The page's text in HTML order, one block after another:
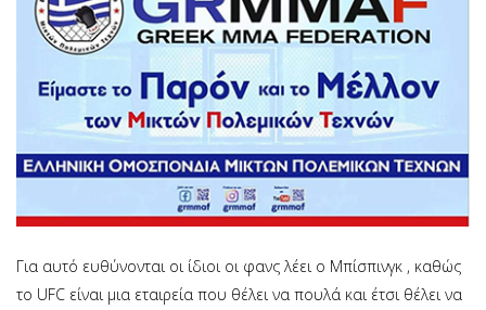
Για αυτό ευθύνονται οι ίδιοι οι φανς λέει ο Μπίσπινγκ , καθώς
το UFC είναι μια εταιρεία που θέλει να πουλά και έτσι θέλει να